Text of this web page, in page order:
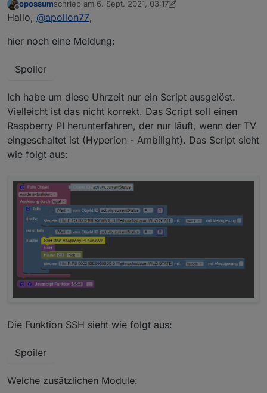
Dieser "Fehlr" ist nur eine Warnung die scheinbar
kommt wenn der JavaScript Adapter ein custom npm
hast) installiert. Was haste denn da so?
Offline
opossumschrieb am 6. Sept. 2021, 03:17
zuletzt editiert von opossum9. Juni 2021, 05:28
Hallo, @apollon77,
hier noch eine Meldung:
Spoiler
Ich habe um diese Uhrzeit nur ein Script ausgelöst.
Vielleicht ist das nicht korrekt. Das Script soll einen
Raspberry PI herunterfahren, der nur läuft, wenn der TV
eingeschaltet ist (Hyperion - Ambilight). Das Script sieht
wie folgt aus:
Die Funktion SSH sieht wie folgt aus:
Spoiler
Welche zusätzlichen Module: